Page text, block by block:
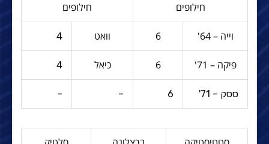
חילופים חילופים
וייה – 64' 6 וואט 4
פיקה – 71' 6 כיאל 4
ססק – 71' 6
–
–